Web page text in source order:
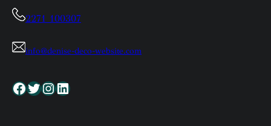
2271 100307
info@denise-deco-website.com
Facebook Twitter InstagramLinkedin